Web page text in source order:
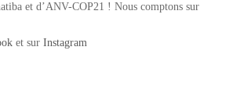
et d’ANV-COP21 ! Nous comptons sur
et sur Instagram